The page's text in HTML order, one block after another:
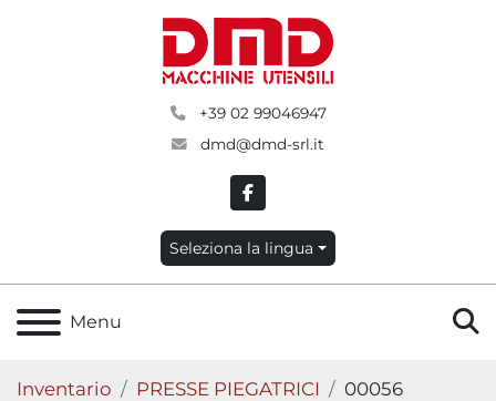
+39 02 99046947
dmd@dmd-srl.it
facebook
Seleziona la lingua
Menu
Inventario PRESSE PIEGATRICI 00056